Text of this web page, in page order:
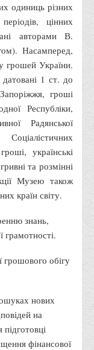
одиниць різних
цінних
авторами В.
Насамперед,
грошей України.
1 ст. до
гроші
Республіки,
Радянської
українські
та розмінні
Музею також
країн світу.
знань,
грамотності.
грошового обігу
нових
на
фінансової